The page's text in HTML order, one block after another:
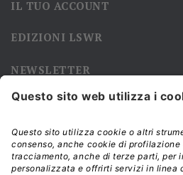
IL TUO ACCOUNT
EDIZIONI LSWR
NEWSLETTER
Iscriviti alla nostra newsletter e rimani